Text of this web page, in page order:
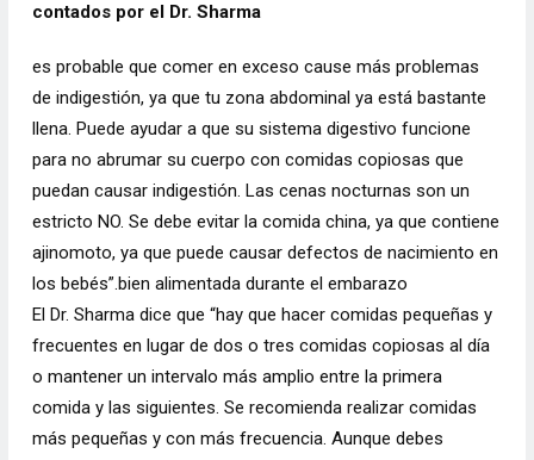
contados por el Dr. Sharma
es probable que comer en exceso cause más problemas
de indigestión, ya que tu zona abdominal ya está bastante
llena. Puede ayudar a que su sistema digestivo funcione
para no abrumar su cuerpo con comidas copiosas que
puedan causar indigestión. Las cenas nocturnas son un
estricto NO. Se debe evitar la comida china, ya que contiene
ajinomoto, ya que puede causar defectos de nacimiento en
los bebés”.bien alimentada durante el embarazo
El Dr. Sharma dice que “hay que hacer comidas pequeñas y
frecuentes en lugar de dos o tres comidas copiosas al día
o mantener un intervalo más amplio entre la primera
comida y las siguientes. Se recomienda realizar comidas
más pequeñas y con más frecuencia. Aunque debes